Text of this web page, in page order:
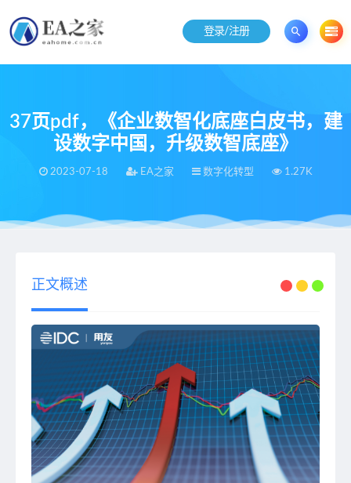
登录/注册
37页pdf，《企业数智化底座白皮书，建
设数字中国，升级数智底座》
2023-07-18 EA之家 数字化转型 1.27K
当前位置：EA之家 37页pdf，《企业数智化底座白皮书，建设数字中国，升级数智底座》
正文概述